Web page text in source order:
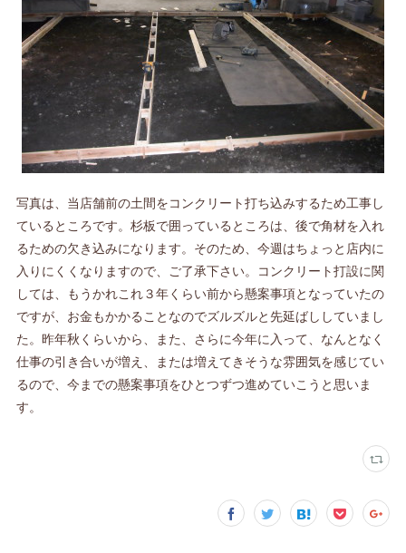
写真は、当店舗前の土間をコンクリート打ち込みするため工事し
ているところです。杉板で囲っているところは、後で角材を入れ
るための欠き込みになります。そのため、今週はちょっと店内に
入りにくくなりますので、ご了承下さい。コンクリート打設に関
しては、もうかれこれ３年くらい前から懸案事項となっていたの
ですが、お金もかかることなのでズルズルと先延ばししていまし
た。昨年秋くらいから、また、さらに今年に入って、なんとなく
仕事の引き合いが増え、または増えてきそうな雰囲気を感じてい
るので、今までの懸案事項をひとつずつ進めていこうと思いま
す。